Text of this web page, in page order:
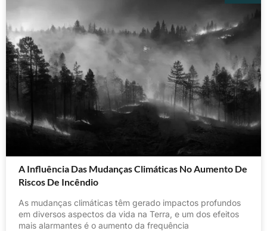
A Influência Das Mudanças Climáticas No Aumento De
Riscos De Incêndio
As mudanças climáticas têm gerado impactos profundos
em diversos aspectos da vida na Terra, e um dos efeitos
mais alarmantes é o aumento da frequência